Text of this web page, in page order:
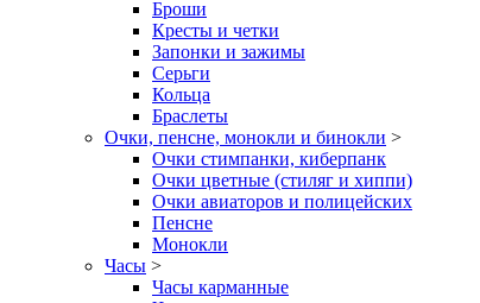
Броши
Кресты и четки
Запонки и зажимы
Серьги
Кольца
Браслеты
Очки, пенсне, монокли и бинокли >
Очки стимпанки, киберпанк
Очки цветные (стиляг и хиппи)
Очки авиаторов и полицейских
Пенсне
Монокли
Часы >
Часы карманные